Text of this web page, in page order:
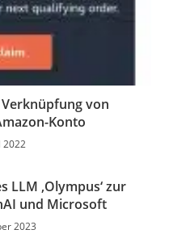
von
Konto
2022
LLM ‚Olympus‘ zur
und Microsoft
2023